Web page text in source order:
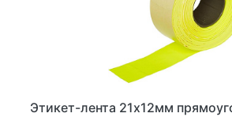
Этикет-лента 21х12мм